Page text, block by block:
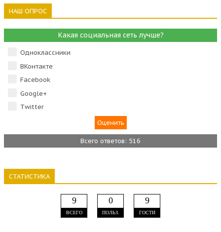
НАШ ОПРОС
Какая социальная сеть лучше?
Одноклассники
ВКонтакте
Facebook
Google+
Тwitter
Всего ответов: 516
СТАТИСТИКА
9
ВСЕГО
0
ПОЛЬЗ.
9
ГОСТИ